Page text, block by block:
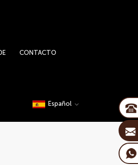
CONTACTO
Español